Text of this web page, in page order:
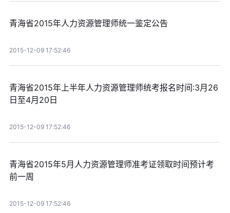
青海省2015年人力资源管理师统一鉴定公告
2015-12-09 17:52:46
青海省2015年上半年人力资源管理师统考报名时间:3月26
日至4月20日
2015-12-09 17:52:46
青海省2015年5月人力资源管理师准考证领取时间预计考
前一周
2015-12-09 17:52:46